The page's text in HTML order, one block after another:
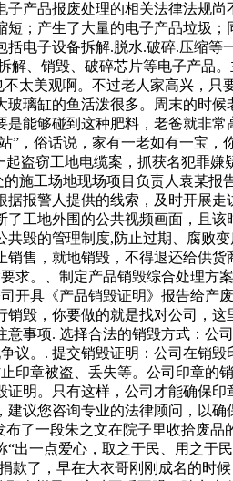
产品报废处理的相关法律法规尚
；产生了大量的电子产品垃圾；
电子设备拆解.脱水.破碎.压缩等
解、销毁、破碎芯片等电子产品
太美观啊。不过老人家高兴，只
璃缸的鱼活泼很多。周末的时候
能够碰到这种肥料，老爸就非常
”，俗话说，家有一老如有一宝，
盗窃工地电缆案，抓获名犯罪嫌
施工场地现场项目负责人袁某报
报警人提供的线索，及时开展走
工地外围的公共视频画面，且该
毁的管理制度,防止过期、腐败
售，就地销毁，不得退还给供货
求。、制定产品销毁综合处理方
开具《产品销毁证明》报告给产
毁，你要做的就是找对公司，这
事项. 选择合法的销毁方式：公
议。. 提交销毁证明：公司在销毁
印章被盗、丢失等。公司印章的
明。只有这样，公司才能确保印
议您咨询专业的法律顾问，以确
了一段朱之文在院子里收拾废品
出一点爱心，取之于民、用之于
款了，早在大衣哥刚刚成名的时